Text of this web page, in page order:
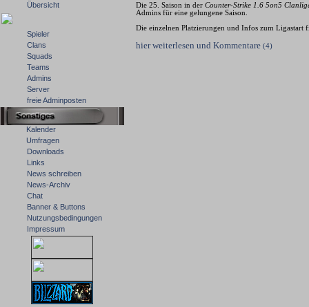
Übersicht
Spieler
Clans
Squads
Teams
Admins
Server
freie Adminposten
Kalender
Umfragen
Downloads
Links
News schreiben
News-Archiv
Chat
Banner & Buttons
Nutzungsbedingungen
Impressum
Die 25. Saison in der Counter-Strike 1.6 5on5
Admins für eine gelungene Saison.
Die einzelnen Platzierungen und Infos zum Ligastart
hier weiterlesen und Kommentare (4)